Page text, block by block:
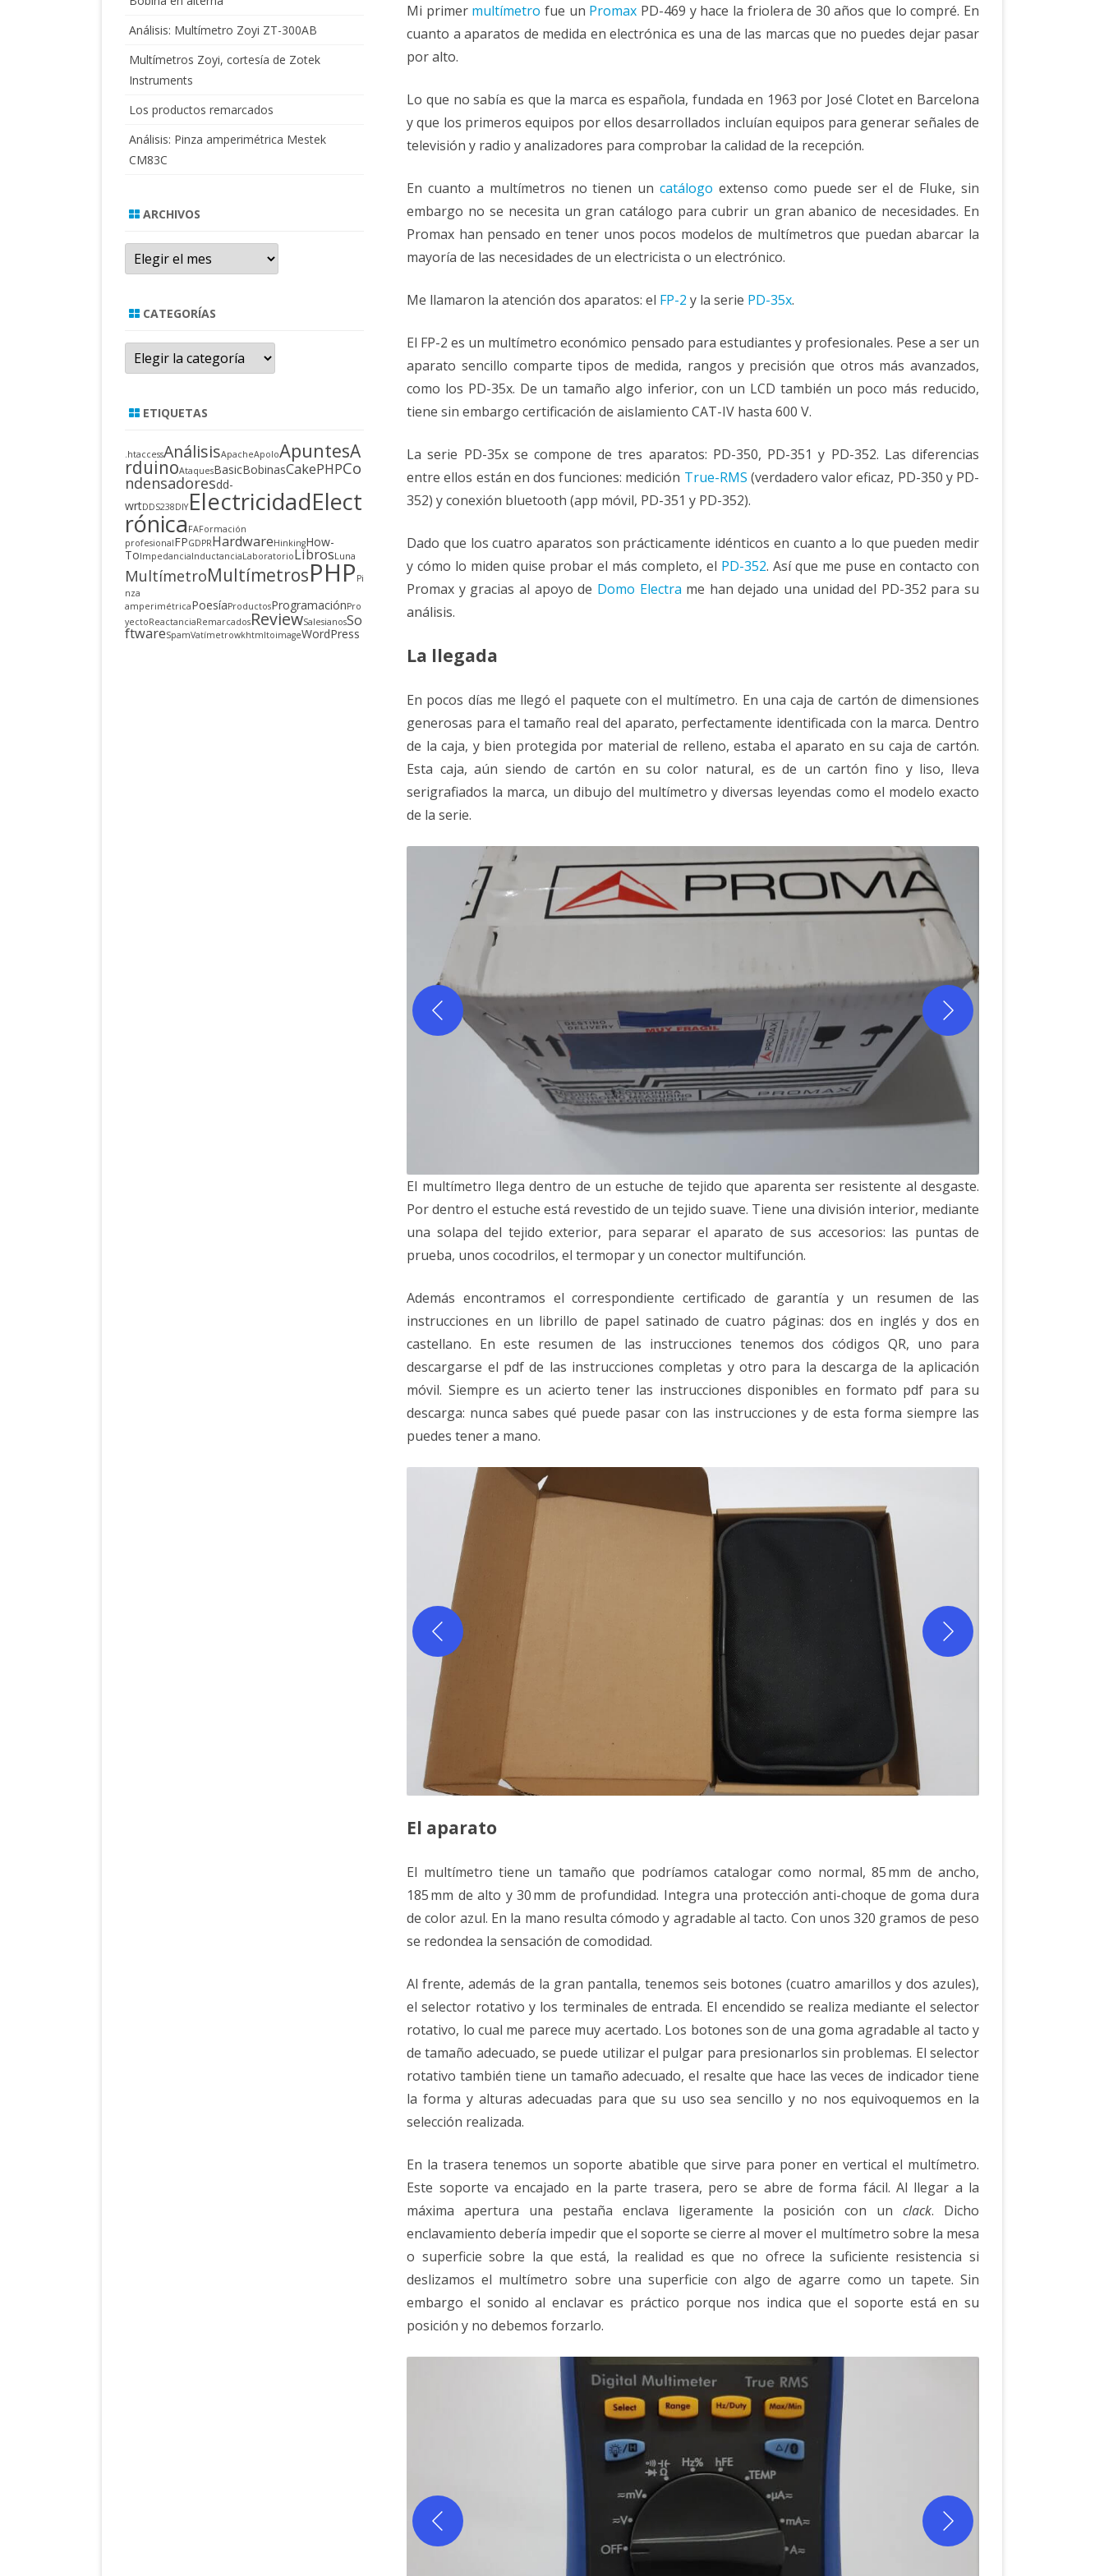
VALIDACIÓN DE CIF-NIF
PD-
352
Mi primer multímetro fue un Promax PD-469 y hace la friolera de 30 años que lo compré. En
cuanto a aparatos de medida en electrónica es una de las marcas que no puedes dejar pasar
por alto.
Lo que no sabía es que la marca es española, fundada en 1963 por José Clotet en Barcelona
y que los primeros equipos por ellos desarrollados incluían equipos para generar señales de
televisión y radio y analizadores para comprobar la calidad de la recepción.
En cuanto a multímetros no tienen uncatálogo extenso como puede ser el de Fluke, sin
embargo no se necesita un gran catálogo para cubrir un gran abanico de necesidades. En
Promax han pensado en tener unos pocos modelos de multímetros que puedan abarcar la
mayoría de las necesidades de un electricista o un electrónico.
Me llamaron la atención dos aparatos: el FP-2 y la serie PD-35x.
El FP-2 es un multímetro económico pensado para estudiantes y profesionales. Pese a ser un
aparato sencillo comparte tipos de medida, rangos y precisión que otros más avanzados,
como los PD-35x. De un tamaño algo inferior, con un LCD también un poco más reducido,
tiene sin embargo certificación de aislamiento CAT-IV hasta 600 V.
La serie PD-35x se compone de tres aparatos: PD-350, PD-351 y PD-352. Las diferencias
entre ellos están en dos funciones: medición True-RMS (verdadero valor eficaz, PD-350 y PD-
352) y conexión bluetooth (app móvil, PD-351 y PD-352).
Dado que los cuatro aparatos son prácticamente idénticos en cuanto a lo que pueden medir
y cómo lo miden quise probar el más completo, el PD-352. Así que me puse en contacto con
Promax y gracias al apoyo de Domo Electra me han dejado una unidad del PD-352 para su
análisis.
La llegada
En pocos días me llegó el paquete con el multímetro. En una caja de cartón de dimensiones
generosas para el tamaño real del aparato, perfectamente identificada con la marca. Dentro
de la caja, y bien protegida por material de relleno, estaba el aparato en su caja de cartón.
Esta caja, aún siendo de cartón en su color natural, es de un cartón fino y liso, lleva
serigrafiados la marca, un dibujo del multímetro y diversas leyendas como el modelo exacto
de la serie.
El multímetro llega dentro de un estuche de tejido que aparenta ser resistente al desgaste.
Por dentro el estuche está revestido de un tejido suave. Tiene una división interior, mediante
una solapa del tejido exterior, para separar el aparato de sus accesorios: las puntas de
prueba, unos cocodrilos, el termopar y un conector multifunción.
Además encontramos el correspondiente certificado de garantía y un resumen de las
instrucciones en un librillo de papel satinado de cuatro páginas: dos en inglés y dos en
castellano. En este resumen de las instrucciones tenemos dos códigos QR, uno para
descargarse el pdf de las instrucciones completas y otro para la descarga de la aplicación
móvil. Siempre es un acierto tener las instrucciones disponibles en formato pdf para su
descarga: nunca sabes qué puede pasar con las instrucciones y de esta forma siempre las
puedes tener a mano.
El aparato
El multímetro tiene un tamaño que podríamos catalogar como normal, 85 mm de ancho,
185 mm de alto y 30 mm de profundidad. Integra una protección anti-choque de goma dura
de color azul. En la mano resulta cómodo y agradable al tacto. Con unos 320 gramos de peso
se redondea la sensación de comodidad.
Al frente, además de la gran pantalla, tenemos seis botones (cuatro amarillos y dos azules),
el selector rotativo y los terminales de entrada. El encendido se realiza mediante el selector
rotativo, lo cual me parece muy acertado. Los botones son de una goma agradable al tacto y
de tamaño adecuado, se puede utilizar el pulgar para presionarlos sin problemas. El selector
rotativo también tiene un tamaño adecuado, el resalte que hace las veces de indicador tiene
la forma y alturas adecuadas para que su uso sea sencillo y no nos equivoquemos en la
selección realizada.
En la trasera tenemos un soporte abatible que sirve para poner en vertical el multímetro.
Este soporte va encajado en la parte trasera, pero se abre de forma fácil. Al llegar a la
máxima apertura una pestaña enclava ligeramente la posición con unclack. Dicho
enclavamiento debería impedir que el soporte se cierre al mover el multímetro sobre la mesa
o superficie sobre la que está, la realidad es que no ofrece la suficiente resistencia si
deslizamos el multímetro sobre una superficie con algo de agarre como un tapete. Sin
embargo el sonido al enclavar es práctico porque nos indica que el soporte está en su
posición y no debemos forzarlo.
Análisis: Multímetro Zoyi ZT-300AB
Multímetros Zoyi, cortesía de Zotek
Instruments
Los productos remarcados
Análisis: Pinza amperimétrica Mestek
CM83C
ARCHIVOS
Archivos
CATEGORÍAS
Categorías
ETIQUETAS
.htaccessAnálisisApacheApoloApuntesA
rduinoAtaquesBasicBobinasCakePHPCo
ndensadoresdd-
wrtDDS238DIYElectricidadElect
rónica FAFormación
profesionalFPGDPRHardwareHinkingHow-
ToImpedanciaInductanciaLaboratorioLibrosLuna
MultímetroMultímetrosPHP Pi
nza
amperimétricaPoesíaProductosProgramaciónPro
yectoReactanciaRemarcadosReviewSalesianosSo
ftwareSpamVatímetrowkhtmltoimageWordPress